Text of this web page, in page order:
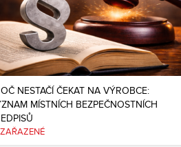
NESTAČÍ ČEKAT NA VÝROBCE:
MÍSTNÍCH BEZPEČNOSTNÍCH